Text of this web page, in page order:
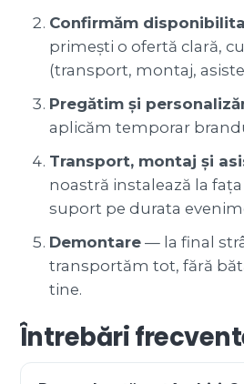
Confirmăm
primești o ofertă clară,
(transport, montaj,
Pregătim și
aplicăm temporar
Transport, montaj și
noastră instalează la
suport pe durata
Demontare— la final
transportăm tot, fără
tine.
Întrebări